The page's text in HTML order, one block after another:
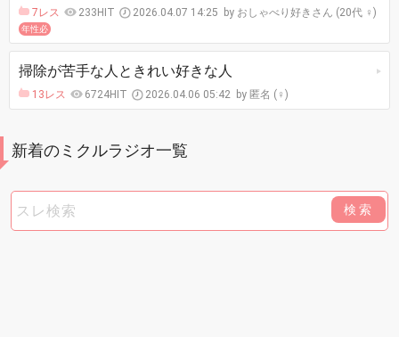
7レス
233HIT 2026.04.07 14:25 おしゃべり好きさん (20代 ♀)
年性必
掃除が苦手な人ときれい好きな人
13レス 6724HIT 2026.04.06 05:42 匿名 (♀)
新着のミクルラジオ一覧
検索